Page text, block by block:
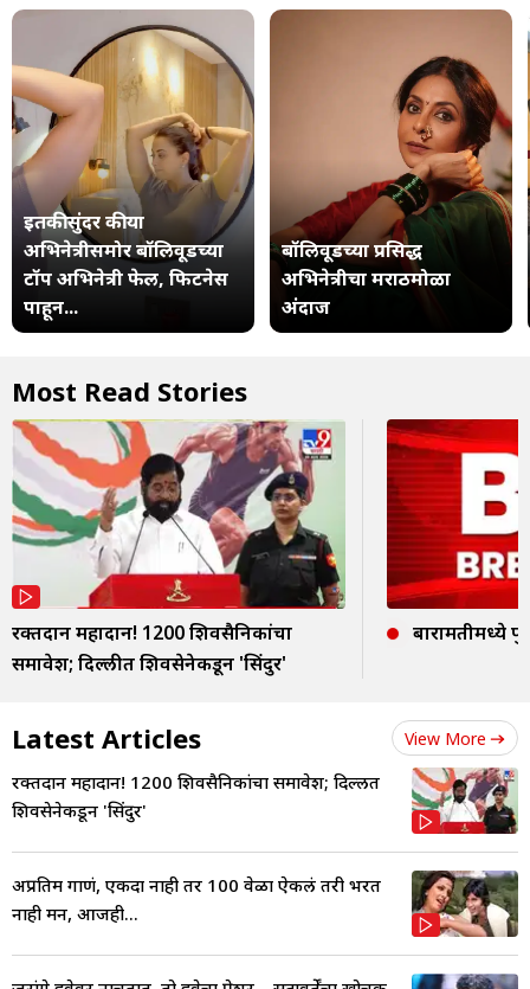
इतकी सुंदर की या
अभिनेत्रीसमोर बॉलिवूडच्या
टॉप अभिनेत्री फेल, फिटनेस
पाहून...
बॉलिवूडच्या प्रसिद्ध
अभिनेत्रीचा मराठमोळा
अंदाज
Most Read Stories
रक्तदान महादान! 1200 शिवसैनिकांचा
समावेश; दिल्लीत शिवसेनेकडून 'सिंदुर'
बारामतीमध्ये
Latest Articles View More
रक्तदान महादान! 1200 शिवसैनिकांचा समावेश; दिल्लीत
शिवसेनेकडून 'सिंदुर'
अप्रतिम गाणं, एकदा नाही तर 100 वेळा ऐकलं तरी भरत
नाही मन, आजही...